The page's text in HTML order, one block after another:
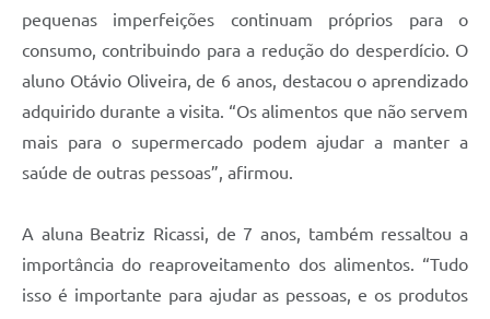
pequenas imperfeições continuam próprios para o
consumo, contribuindo para a redução do desperdício. O
aluno Otávio Oliveira, de 6 anos, destacou o aprendizado
adquirido durante a visita. “Os alimentos que não servem
mais para o supermercado podem ajudar a manter a
saúde de outras pessoas”, afirmou.
A aluna Beatriz Ricassi, de 7 anos, também ressaltou a
importância do reaproveitamento dos alimentos. “Tudo
isso é importante para ajudar as pessoas, e os produtos